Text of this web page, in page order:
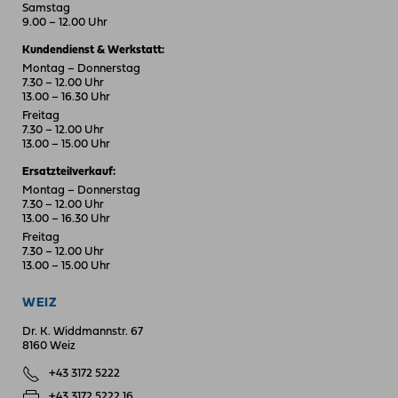
Samstag
9.00 – 12.00 Uhr
Kundendienst & Werkstatt:
Montag – Donnerstag
7.30 – 12.00 Uhr
13.00 – 16.30 Uhr
Freitag
7.30 – 12.00 Uhr
13.00 – 15.00 Uhr
Ersatzteilverkauf:
Montag – Donnerstag
7.30 – 12.00 Uhr
13.00 – 16.30 Uhr
Freitag
7.30 – 12.00 Uhr
13.00 – 15.00 Uhr
WEIZ
Dr. K. Widdmannstr. 67
8160 Weiz
+43 3172 5222